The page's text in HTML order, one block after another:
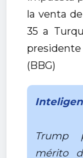
la venta
35 a
(BBG)
Trump
mérito